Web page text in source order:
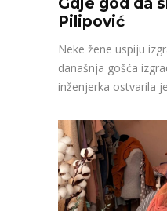
Pilipović
Neke žene uspiju
današnja gošća
inženjerka ostvarila